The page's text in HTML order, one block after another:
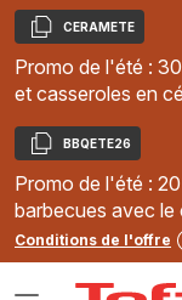
Copier
CERAMETE
Promo de l'été :
et casseroles en
Copier
BBQETE26
Promo de l'été :
barbecues avec
Conditions de l'offre